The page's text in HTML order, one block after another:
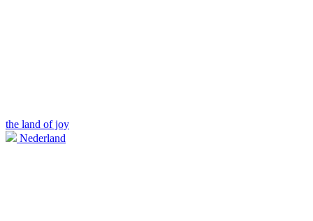
the land of joy
Nederland